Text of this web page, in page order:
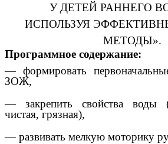
У ДЕТЕЙ РАННЕГО
ИСПОЛЬЗУЯ
МЕТОДЫ».
Программное содержание:
— формировать
ЗОЖ,
— закрепить свойства воды
чистая, грязная),
— развивать мелкую моторику